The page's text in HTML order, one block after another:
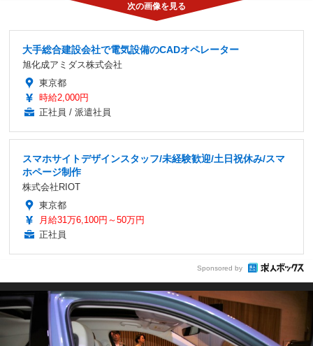
大手総合建設会社で電気設備のCADオペレーター
旭化成アミダス株式会社
東京都
時給2,000円
正社員 / 派遣社員
スマホサイトデザインスタッフ/未経験歓迎/土日祝休み/スマ
ホページ制作
株式会社RIOT
東京都
月給31万6,100円～50万円
正社員
Sponsored by